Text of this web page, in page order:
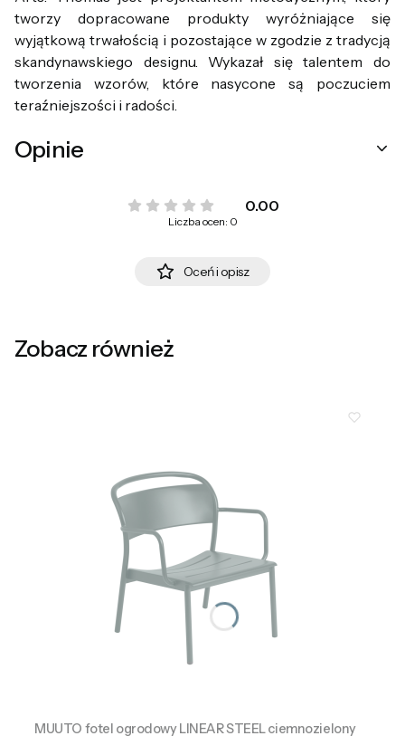
tworzy dopracowane produkty wyróżniające się
wyjątkową trwałością i pozostające w zgodzie z tradycją
skandynawskiego designu. Wykazał się talentem do
tworzenia wzorów, które nasycone są poczuciem
teraźniejszości i radości.
Opinie
0.00
Liczba ocen: 0
Oceń i opisz
Zobacz również
MUUTO fotel ogrodowy LINEAR STEEL ciemnozielony